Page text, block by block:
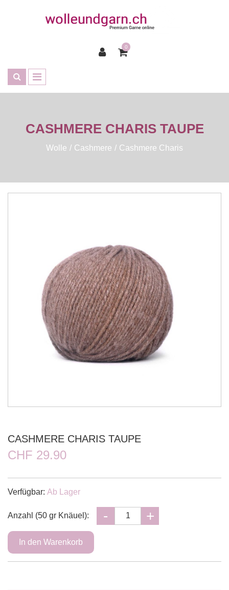
0
CASHMERE CHARIS TAUPE
Wolle Cashmere Cashmere Charis
CASHMERE CHARIS TAUPE
CHF 29.90
Verfügbar: Ab Lager
Anzahl (50 gr Knäuel):